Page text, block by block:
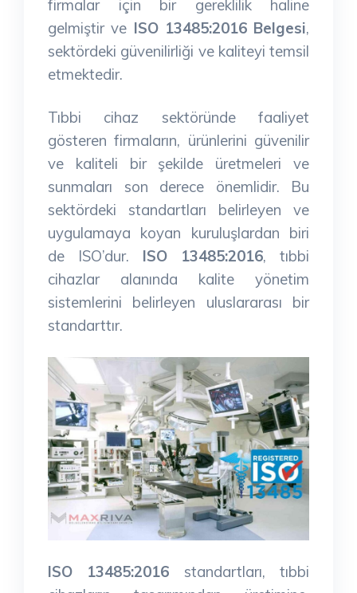
firmalar için bir gereklilik haline
gelmiştir ve ISO 13485:2016 Belgesi,
sektördeki güvenilirliği ve kaliteyi temsil
etmektedir.
Tıbbi cihaz sektöründe faaliyet
gösteren firmaların, ürünlerini güvenilir
ve kaliteli bir şekilde üretmeleri ve
sunmaları son derece önemlidir. Bu
sektördeki standartları belirleyen ve
uygulamaya koyan kuruluşlardan biri
de ISO’dur. ISO 13485:2016, tıbbi
cihazlar alanında kalite yönetim
sistemlerini belirleyen uluslararası bir
standarttır.
ISO 13485:2016 standartları, tıbbi